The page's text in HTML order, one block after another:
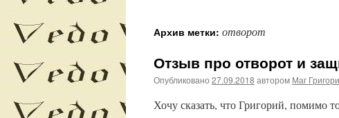
содержимому
Архив метки: отворот
Отзыв про отворот и
Опубликовано 27.09.2018 автором Маг
Хочу сказать, что Григорий, помимо